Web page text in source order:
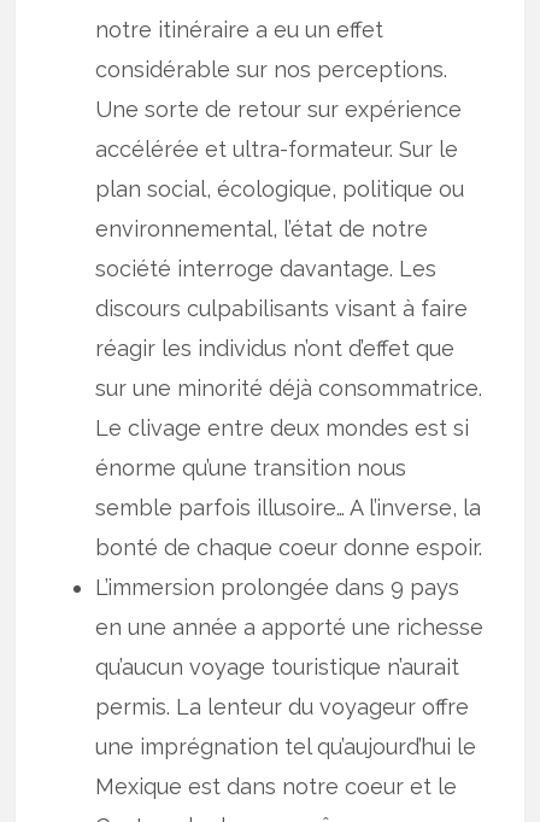
notre itinéraire a eu un effet
considérable sur nos perceptions.
Une sorte de retour sur expérience
accélérée et ultra-formateur. Sur le
plan social, écologique, politique ou
environnemental, l’état de notre
société interroge davantage. Les
discours culpabilisants visant à faire
réagir les individus n’ont d’effet que
sur une minorité déjà consommatrice.
Le clivage entre deux mondes est si
énorme qu’une transition nous
semble parfois illusoire… A l’inverse, la
bonté de chaque coeur donne espoir.
L’immersion prolongée dans 9 pays
en une année a apporté une richesse
qu’aucun voyage touristique n’aurait
permis. La lenteur du voyageur offre
une imprégnation tel qu’aujourd’hui le
Mexique est dans notre coeur et le